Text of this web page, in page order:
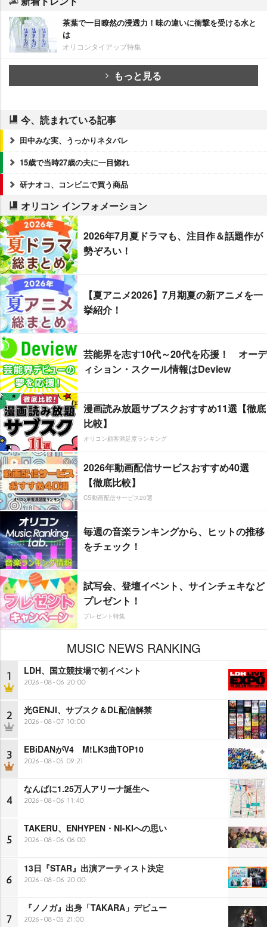
茶葉で一目瞭然の浸透力！味の違いに衝撃を受ける水と
は
オリコンタイアップ特集
もっと見る
今、読まれている記事
田中みな実、うっかりネタバレ
15歳で当時27歳の夫に一目惚れ
研ナオコ、コンビニで買う商品
オリコン インフォメーション
2026年7月夏ドラマも、注目作＆話題作が
勢ぞろい！
【夏アニメ2026】7月期夏の新アニメを一
挙紹介！
芸能界を志す10代～20代を応援！ オーデ
ィション・スクール情報はDeview
漫画読み放題サブスクおすすめ11選【徹底
比較】
オリコン顧客満足度ランキング
2026年動画配信サービスおすすめ40選
【徹底比較】
CS動画配信サービス20選
毎週の音楽ランキングから、ヒットの推移
をチェック！
試写会、登壇イベント、サインチェキなど
プレゼント！
プレゼント特集
MUSIC NEWS RANKING
1 LDH、国立競技場で初イベント
2026-08-06 20:00
2 光GENJI、サブスク＆DL配信解禁
2026-08-07 10:00
3 EBiDANがV4 M!LK3曲TOP10
2026-08-05 09:21
4
なんばに1.25万人アリーナ誕生へ
2026-08-06 11:40
5
TAKERU、ENHYPEN・NI-KIへの思い
2026-08-06 06:00
6
13日『STAR』出演アーティスト決定
2026-08-06 20:00
7
『ノノガ』出身「TAKARA」デビュー
2026-08-05 21:00